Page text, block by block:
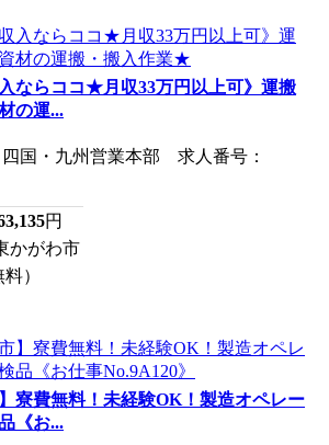
ならココ★月収33万円以上可》運搬
の運...
国・九州営業本部 求人番号：
円
かがわ市
）
寮費無料！未経験OK！製造オペレー
《お...